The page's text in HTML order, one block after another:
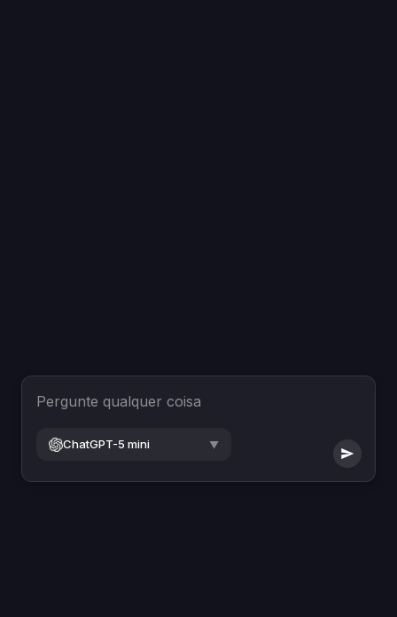
Pergunte qualquer coisa
ChatGPT-5 mini ▼